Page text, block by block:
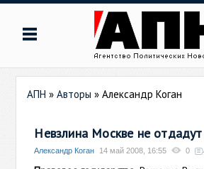
АПН »Авторы »Александр Коган
Невзлина Москве не отдадут
Александр Коган 14 май 2008, 16:55 0